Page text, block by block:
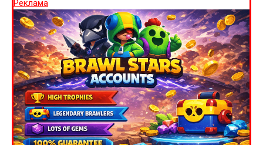
Реклама